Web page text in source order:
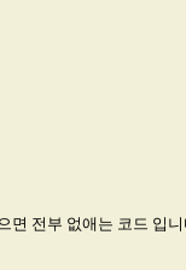
면 전부 없애는 코드 입니